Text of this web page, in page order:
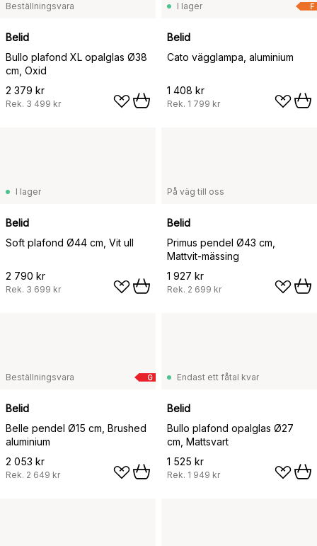
Beställningsvara
Belid
Bullo plafond XL opalglas Ø38
cm, Oxid
2 379 kr
Rek. 3 499 kr
F
I lager
Belid
Cato vägglampa, aluminium
1 408 kr
Rek. 1 799 kr
I lager
Belid
Soft plafond Ø44 cm, Vit ull
2 790 kr
Rek. 3 699 kr
På väg till oss
Belid
Primus pendel Ø43 cm,
Mattvit-mässing
1 927 kr
Rek. 2 699 kr
G
Beställningsvara
Belid
Belle pendel Ø15 cm, Brushed
aluminium
2 053 kr
Rek. 2 649 kr
Endast ett fåtal kvar
Belid
Bullo plafond opalglas Ø27
cm, Mattsvart
1 525 kr
Rek. 1 949 kr